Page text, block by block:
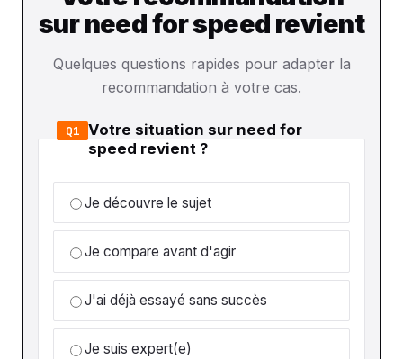
sur need for speed revient
Quelques questions rapides pour adapter la
recommandation à votre cas.
Q1 Votre situation sur need for
speed revient ?
Je découvre le sujet
Je compare avant d'agir
J'ai déjà essayé sans succès
Je suis expert(e)